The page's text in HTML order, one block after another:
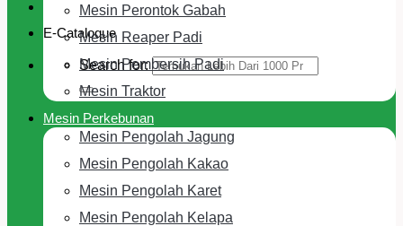
E-Cataloque
Search for:
Mesin Perontok Gabah
Mesin Reaper Padi
Mesin Pembersih Padi
Mesin Traktor
Mesin Perkebunan
Mesin Pengolah Jagung
Mesin Pengolah Kakao
Mesin Pengolah Karet
Mesin Pengolah Kelapa